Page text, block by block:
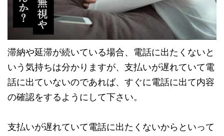
滞納や延滞が続いている場合、電話に出たくないと
いう気持ちは分かりますが、支払いが遅れていて電
話に出ていないのであれば、すぐに電話に出て内容
の確認をするようにして下さい。
支払いが遅れていて電話に出たくないからといって